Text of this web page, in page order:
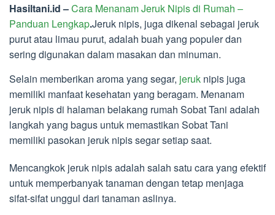
Hasiltani.id –Cara Menanam Jeruk Nipis di Rumah –
Panduan Lengkap.Jeruk nipis, juga dikenal sebagai jeruk
purut atau limau purut, adalah buah yang populer dan
sering digunakan dalam masakan dan minuman.
Selain memberikan aroma yang segar, jeruk nipis juga
memiliki manfaat kesehatan yang beragam. Menanam
jeruk nipis di halaman belakang rumah Sobat Tani adalah
langkah yang bagus untuk memastikan Sobat Tani
memiliki pasokan jeruk nipis segar setiap saat.
Mencangkok jeruk nipis adalah salah satu cara yang efektif
untuk memperbanyak tanaman dengan tetap menjaga
sifat-sifat unggul dari tanaman aslinya.